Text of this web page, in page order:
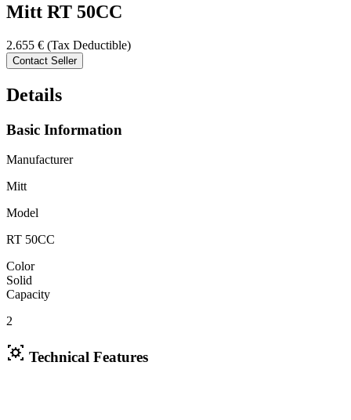
Mitt RT 50CC
2.655 € (Tax Deductible)
Contact Seller
Details
Basic Information
Manufacturer
Mitt
Model
RT 50CC
Color
Solid
Capacity
2
Technical Features